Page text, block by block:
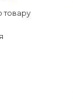
товару